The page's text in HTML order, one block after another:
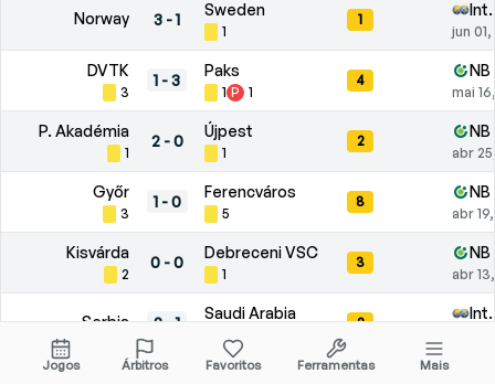
Norway 3 -1
Sweden
1
1
jun
DVTK
3
1 -3
Paks
1 P 1
4
NB
mai
P. Akadémia
1
2-0
Újpest
1
2
NB
abr
Győr
3
1-0
Ferencváros
5
8
NB
abr
Kisvárda
2
0 -0
Debreceni VSC
1
3
NB
abr
Serbia 2 -1
Saudi Arabia
2
2
MTK Budapest Paks
Jogos Árbitros Favoritos Ferramentas Mais